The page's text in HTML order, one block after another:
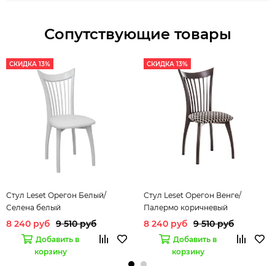
Сопутствующие товары
СКИДКА 13%
Стул Leset Орегон Белый/
Селена белый
8 240 руб 9 510 руб
Добавить в
корзину
СКИДКА 13%
Стул Leset Орегон Венге/
Палермо коричневый
8 240 руб 9 510 руб
Добавить в
корзину